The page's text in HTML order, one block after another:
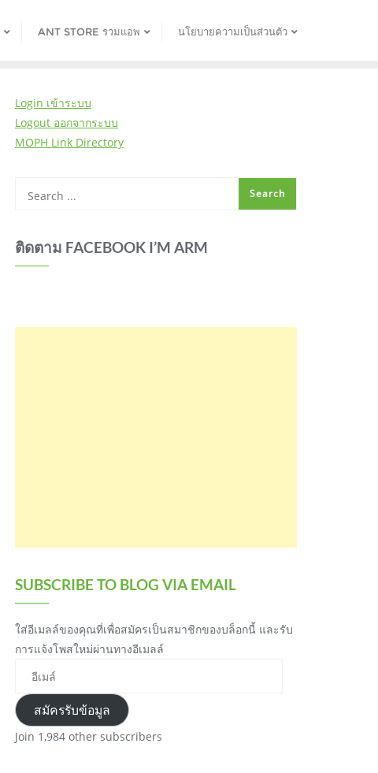
ANT STORE รวมแอพ นโยบายความเป็นส่วนตัว
Login เข้าระบบ
Logout ออกจากระบบ
MOPH Link Directory
ติดตาม FACEBOOK I’M ARM
SUBSCRIBE TO BLOG VIA EMAIL
ใส่อีเมลล์ของคุณที่เพื่อสมัครเป็นสมาชิกของบล็อกนี้ และรับ
การแจ้งโพสใหม่ผ่านทางอีเมลล์
อีเมล์
สมัครรับข้อมูล
Join 1,984 other subscribers